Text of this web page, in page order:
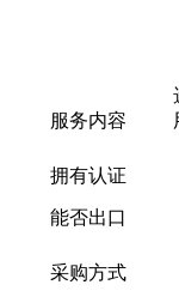
服务内容
拥有认证
能否出口
采购方式